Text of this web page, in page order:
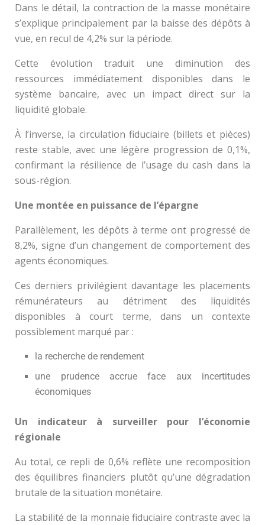
Dans le détail, la contraction de la masse monétaire
s’explique principalement par la baisse des dépôts à
vue, en recul de 4,2% sur la période.
Cette évolution traduit une diminution des
ressources immédiatement disponibles dans le
système bancaire, avec un impact direct sur la
liquidité globale.
À l’inverse, la circulation fiduciaire (billets et pièces)
reste stable, avec une légère progression de 0,1%,
confirmant la résilience de l’usage du cash dans la
sous-région.
Une montée en puissance de l’épargne
Parallèlement, les dépôts à terme ont progressé de
8,2%, signe d’un changement de comportement des
agents économiques.
Ces derniers privilégient davantage les placements
rémunérateurs au détriment des liquidités
disponibles à court terme, dans un contexte
possiblement marqué par :
la recherche de rendement
une prudence accrue face aux incertitudes
économiques
Un indicateur à surveiller pour l’économie
régionale
Au total, ce repli de 0,6% reflète une recomposition
des équilibres financiers plutôt qu’une dégradation
brutale de la situation monétaire.
La stabilité de la monnaie fiduciaire contraste avec la